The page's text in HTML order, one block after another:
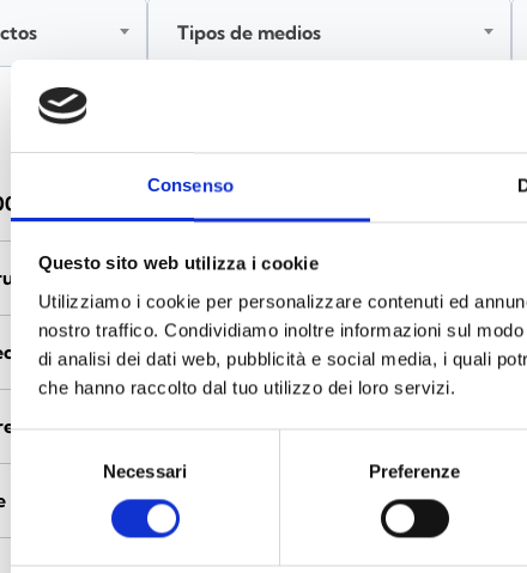
Consenso
Questo sito web utilizza i cookie
Utilizziamo i cookie per personalizzare contenuti ed
nostro traffico. Condividiamo inoltre informazioni sul
di analisi dei dati web, pubblicità e social media, i quali
che hanno raccolto dal tuo utilizzo dei loro servizi.
Necessari Preferenze
de detectores
Enea - Materiales(35)
- Materiales(2)
Industrial - Materiales
Tipos de medios